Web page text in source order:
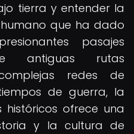
tierra y entender la
que ha dado
pasajes
antiguas rutas
redes de
de guerra, la
históricos ofrece una
y la cultura de